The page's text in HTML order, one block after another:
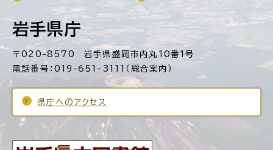
岩手県庁
〒020-8570 岩手県盛岡市内丸10番1号
電話番号：019-651-3111（総合案内）
県庁へのアクセス